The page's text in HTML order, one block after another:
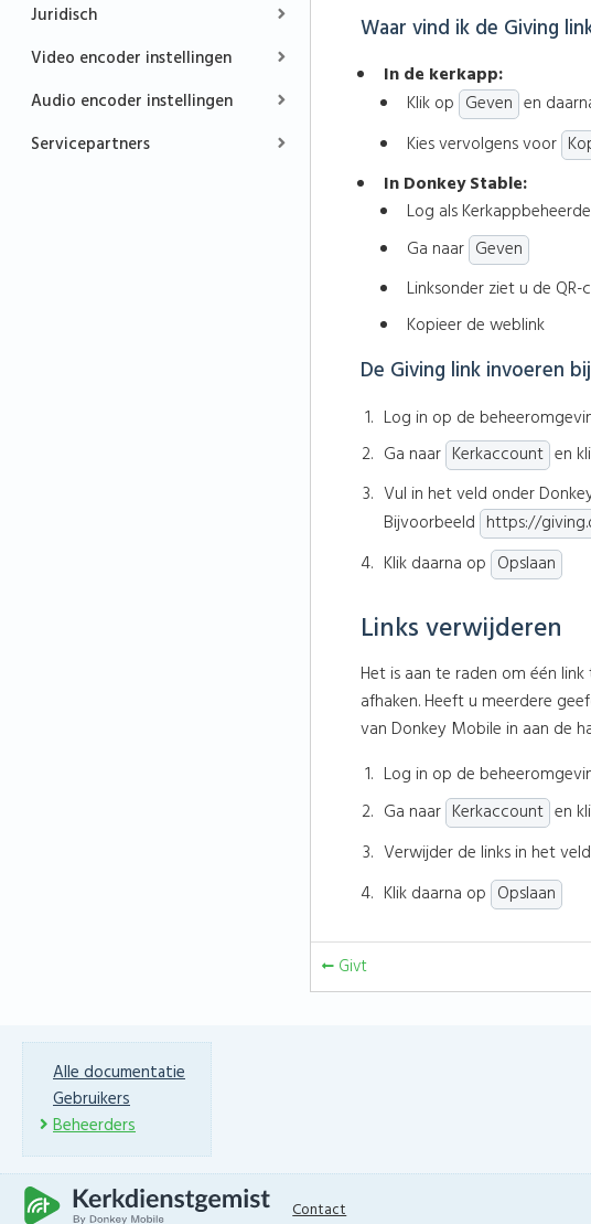
Juridisch
Video encoder instellingen
Audio encoder instellingen
Servicepartners
Waar vind ik de Giving
In de kerkapp:
Klik op Geven en
Kies vervolgens voor
In Donkey Stable:
Log als
Ga naar Geven
Linksonder ziet u de
Kopieer de weblink
De Giving link invoeren
Log in op de
Ga naar Kerkaccount en
Vul in het veld onder
Bijvoorbeeld https://
Klik daarna op Opslaan
Links verwijderen
Het is aan te raden om één
afhaken. Heeft u meerdere
van Donkey Mobile in aan de
Log in op de
Ga naar Kerkaccount en
Verwijder de links in het
Klik daarna op Opslaan
Givt
Alle documentatie
Gebruikers
Beheerders
Contact